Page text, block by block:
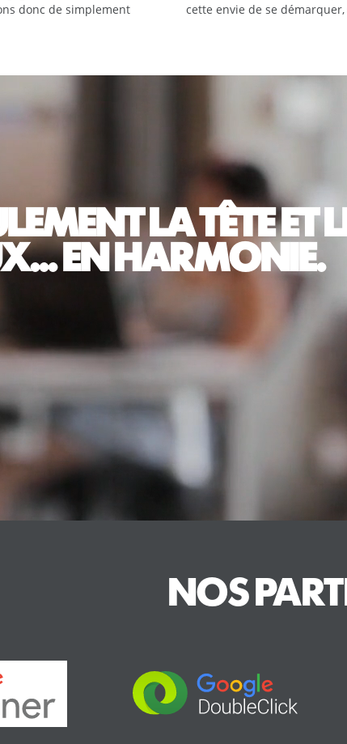
donc de simplement
cette envie de se
LA TÊTE ET
EN HARMONIE.
NOS